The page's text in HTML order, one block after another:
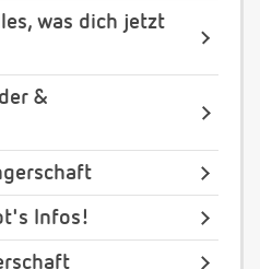
was dich jetzt
&
Infos!